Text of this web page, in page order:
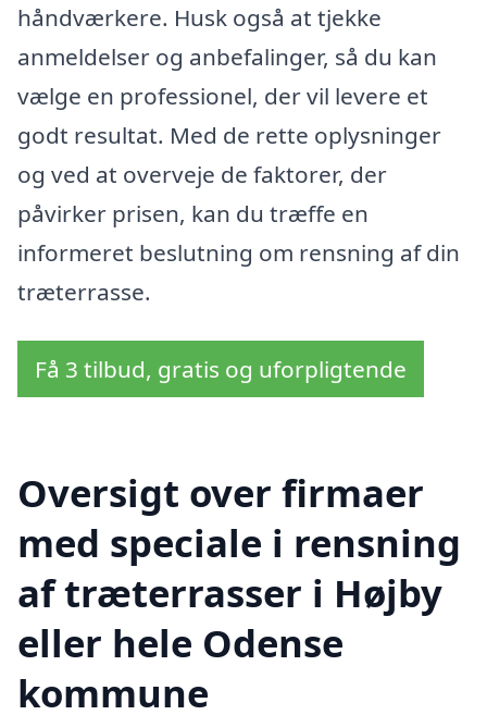
håndværkere. Husk også at tjekke
anmeldelser og anbefalinger, så du kan
vælge en professionel, der vil levere et
godt resultat. Med de rette oplysninger
og ved at overveje de faktorer, der
påvirker prisen, kan du træffe en
informeret beslutning om rensning af din
træterrasse.
Få 3 tilbud, gratis og uforpligtende
Oversigt over firmaer
med speciale i rensning
af træterrasser i Højby
eller hele Odense
kommune